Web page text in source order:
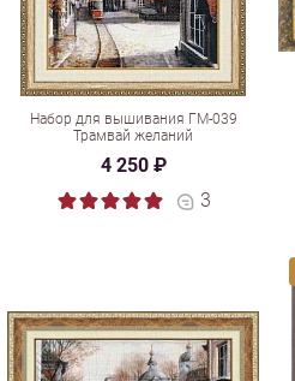
Набор для вышивания ГМ-039
Трамвай желаний
4 250 ₽
3